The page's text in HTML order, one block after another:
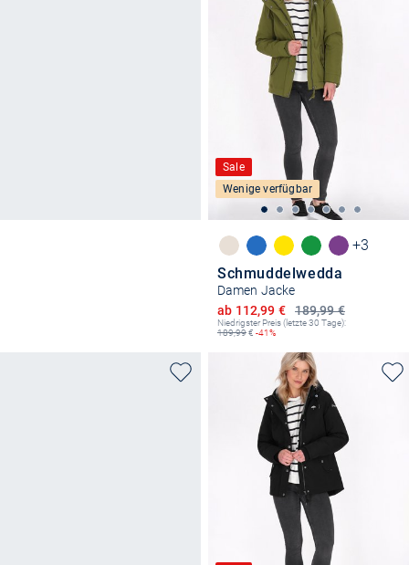
Sale
Wenige verfügbar
+3
Schmuddelwedda
Damen Jacke
189,99 €
Ermäßigter Preis
ab 112,99 €
Niedrigster Preis (letzte 30 Tage):
189,99€ -41%